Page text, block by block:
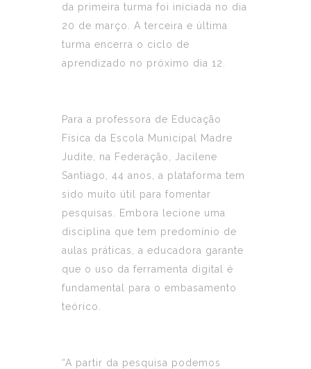
da primeira turma foi iniciada no dia
20 de março. A terceira e última
turma encerra o ciclo de
aprendizado no próximo dia 12.
Para a professora de Educação
Física da Escola Municipal Madre
Judite, na Federação, Jacilene
Santiago, 44 anos, a plataforma tem
sido muito útil para fomentar
pesquisas. Embora lecione uma
disciplina que tem predomínio de
aulas práticas, a educadora garante
que o uso da ferramenta digital é
fundamental para o embasamento
teórico.
“A partir da pesquisa podemos